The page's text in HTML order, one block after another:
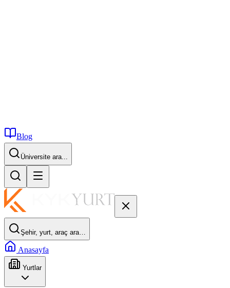
Blog
İstanbul...
Şehir, yurt, araç ara…
Anasayfa
Yurtlar